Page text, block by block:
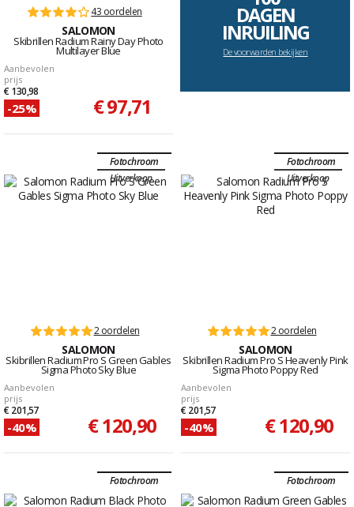
43 oordelen
SALOMON
Skibrillen Radium Rainy Day Photo
Multilayer Blue
Aanbevolen
prijs
€ 130,98
-25% € 97,71
DAGEN
INRUILING
De voorwarden bekijken
Fotochroom
Uitverkoop
2 oordelen
SALOMON
Skibrillen Radium Pro S Green Gables
Sigma Photo Sky Blue
Aanbevolen
prijs
€ 201,57
-40% € 120,90
Fotochroom
Uitverkoop
2 oordelen
SALOMON
Skibrillen Radium Pro S Heavenly Pink
Sigma Photo Poppy Red
Aanbevolen
prijs
€ 201,57
-40% € 120,90
Fotochroom Fotochroom